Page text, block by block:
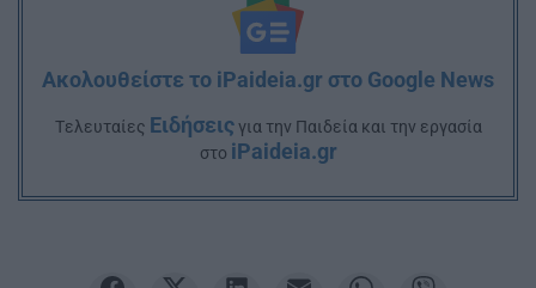
Ακολουθείστε το iPaideia.gr στο Google News
Tελευταίες Ειδήσειςγια την Παιδεία και την εργασία
στο iPaideia.gr